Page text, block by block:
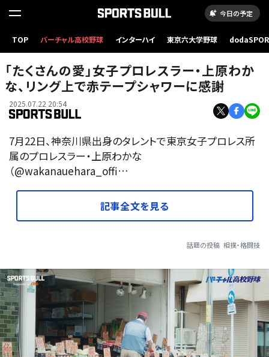
今日の予定
TOP バーチャル高校野球 インターハイ 東京六大学野球
「たくさんの愛」女子プロレスラー・上原わか
な、リング上で赤テープシャワーに感謝
2025.07.22 20:54
7月22日、神奈川県出身のタレントで東京女子プロレス所
属のプロレスラー・上原わかな
（@wakanauehara_offi…
記事全文を見る
話題の投稿 相撲・格闘技